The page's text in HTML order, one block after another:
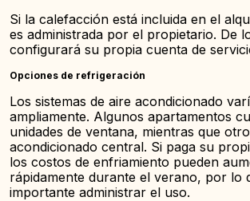
Si la calefacción está incluida en el
es administrada por el propietario. De
configurará su propia cuenta de
Opciones de refrigeración
Los sistemas de aire acondicionado
ampliamente. Algunos apartamentos
unidades de ventana, mientras que
acondicionado central. Si paga su
los costos de enfriamiento pueden
rápidamente durante el verano, por lo
importante administrar el uso.